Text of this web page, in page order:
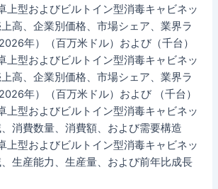
上型およびビルトイン型消毒キャビネッ
上高、企業別価格、市場シェア、業界ラ
年）（百万米ドル）および（千台）
上型およびビルトイン型消毒キャビネッ
上高、企業別価格、市場シェア、業界ラ
年）（百万米ドル）および （千台）
上型およびビルトイン型消毒キャビネッ
、消費数量、消費額、および需要構造
上型およびビルトイン型消毒キャビネッ
、生産能力、生産量、および前年比成長